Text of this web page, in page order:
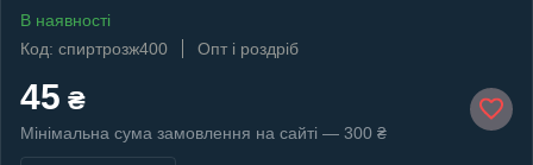
В наявності
Код: спиртрозж400
Опт і роздріб
45 ₴
Мінімальна сума замовлення на сайті — 300 ₴